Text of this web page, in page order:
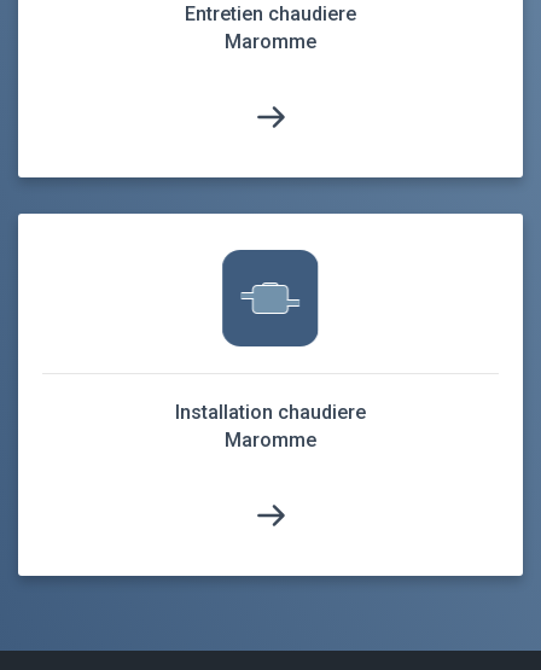
Entretien chaudiere
Maromme
Installation chaudiere
Maromme